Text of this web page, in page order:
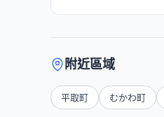
附近區域
平取町 むかわ町